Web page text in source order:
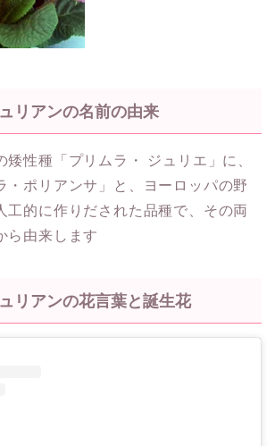
リアンの名前の由来
矮性種「プリムラ・ ジュリエ」に、
・ポリアンサ」と、ヨーロッパの野
工的に作りだされた品種で、その両
ら由来します
リアンの花言葉と誕生花